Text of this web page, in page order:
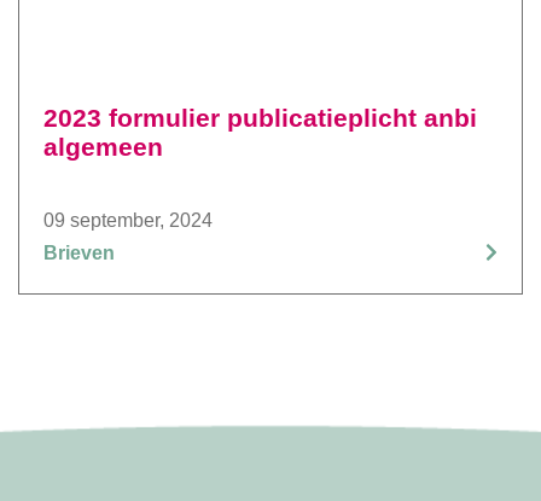
2023 formulier publicatieplicht anbi
algemeen
09 september, 2024
Brieven